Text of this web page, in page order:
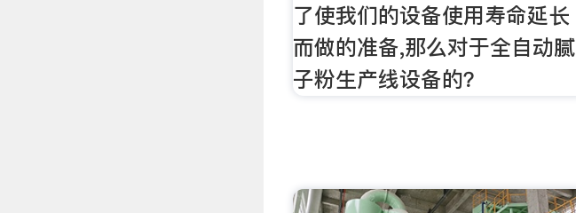
了使我们的设备使用寿命延长
而做的准备,那么对于全自动腻
子粉生产线设备的？